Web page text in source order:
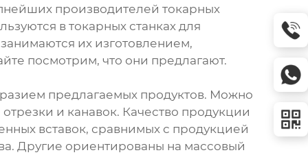
производителей токарных
в токарных станках для
их изготовлением,
посмотрим, что они предлагают.
предлагаемых продуктов. Можно
и канавок. Качество продукции
вставок, сравнимых с продукцией
Другие ориентированы на массовый